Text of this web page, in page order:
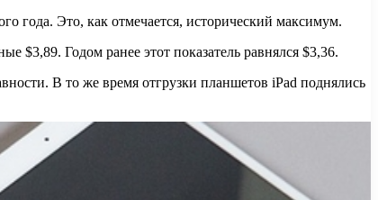
года. Это, как отмечается, исторический максимум.
$3,89. Годом ранее этот показатель равнялся $3,36.
В то же время отгрузки планшетов iPad поднялись